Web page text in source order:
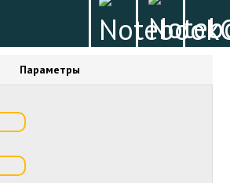
Параметры